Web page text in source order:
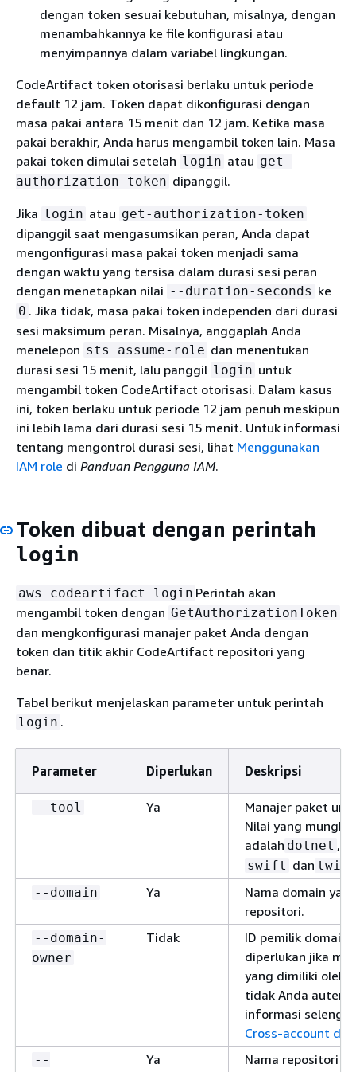
dengan token sesuai kebutuhan, misalnya, dengan
menambahkannya ke file konfigurasi atau
menyimpannya dalam variabel lingkungan.
CodeArtifact token otorisasi berlaku untuk periode
default 12 jam. Token dapat dikonfigurasi dengan
masa pakai antara 15 menit dan 12 jam. Ketika masa
pakai berakhir, Anda harus mengambil token lain. Masa
pakai token dimulai setelah login atau get-
authorization-token dipanggil.
Jika login atau get-authorization-token
dipanggil saat mengasumsikan peran, Anda dapat
mengonfigurasi masa pakai token menjadi sama
dengan waktu yang tersisa dalam durasi sesi peran
dengan menetapkan nilai --duration-seconds ke
0 . Jika tidak, masa pakai token independen dari durasi
sesi maksimum peran. Misalnya, anggaplah Anda
menelepon sts assume-role dan menentukan
durasi sesi 15 menit, lalu panggil login untuk
mengambil token CodeArtifact otorisasi. Dalam kasus
ini, token berlaku untuk periode 12 jam penuh meskipun
ini lebih lama dari durasi sesi 15 menit. Untuk informasi
tentang mengontrol durasi sesi, lihat Menggunakan
IAM role di Panduan Pengguna IAM.
Token dibuat dengan perintah
login
aws codeartifact login Perintah akan
mengambil token dengan GetAuthorizationToken
dan mengkonfigurasi manajer paket Anda dengan
token dan titik akhir CodeArtifact repositori yang
benar.
Tabel berikut menjelaskan parameter untuk perintah
login .
Parameter Diperlukan Deskripsi
--tool Ya
Manajer paket
Nilai yang mungkin
adalah dotnet ,
swift dan twine
--domain
Ya
Nama domain
repositori.
--domain-
owner
Tidak
ID pemilik
diperlukan jika
yang dimiliki oleh
tidak Anda
informasi
Cross-account
--
Ya Nama repositori